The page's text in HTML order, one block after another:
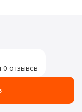
0 отзывов